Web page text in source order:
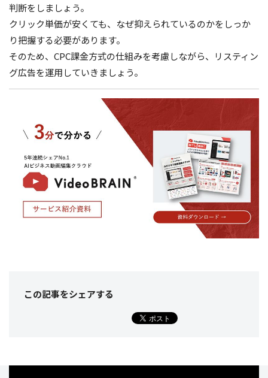
判断をしましょう。
クリック単価が安くても、なぜ抑えられているのかをしっか
り把握する必要があります。
そのため、CPC課金方式の仕組みを考慮しながら、リスティン
グ広告を運用していきましょう。
この記事をシェアする